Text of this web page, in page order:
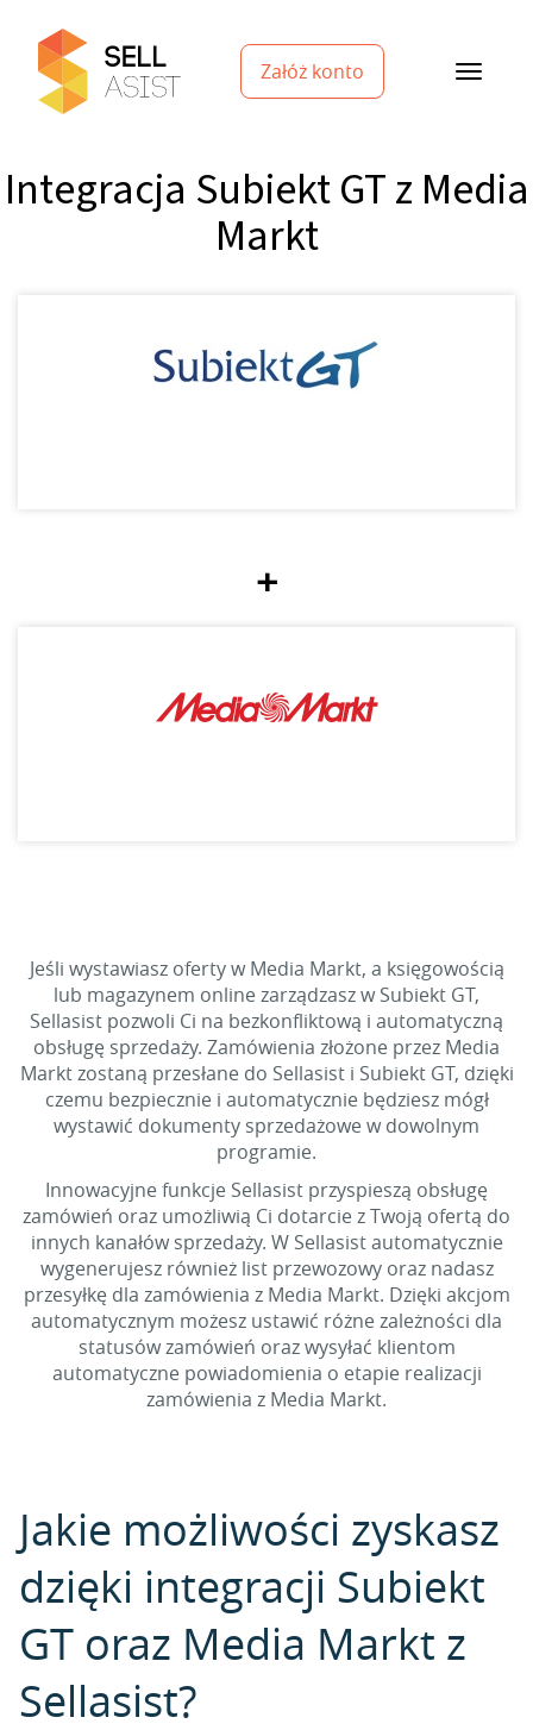
Załóż konto
Integracja Subiekt GT z Media
Markt
+
Jeśli wystawiasz oferty w Media Markt, a księgowością
lub magazynem online zarządzasz w Subiekt GT,
Sellasist pozwoli Ci na bezkonfliktową i automatyczną
obsługę sprzedaży. Zamówienia złożone przez Media
Markt zostaną przesłane do Sellasist i Subiekt GT, dzięki
czemu bezpiecznie i automatycznie będziesz mógł
wystawić dokumenty sprzedażowe w dowolnym
programie.
Innowacyjne funkcje Sellasist przyspieszą obsługę
zamówień oraz umożliwią Ci dotarcie z Twoją ofertą do
innych kanałów sprzedaży. W Sellasist automatycznie
wygenerujesz również list przewozowy oraz nadasz
przesyłkę dla zamówienia z Media Markt. Dzięki akcjom
automatycznym możesz ustawić różne zależności dla
statusów zamówień oraz wysyłać klientom
automatyczne powiadomienia o etapie realizacji
zamówienia z Media Markt.
Jakie możliwości zyskasz
dzięki integracji Subiekt
GT oraz Media Markt z
Sellasist?